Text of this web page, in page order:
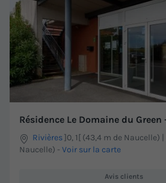
Résidence Le Domaine du Green
Rivières]0, 1[ (43,4 m de Naucelle)
Naucelle) - Voir sur la carte
Avis clients